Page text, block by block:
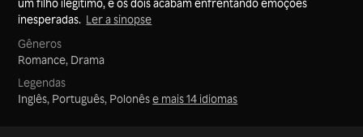
inesperadas. Ler a sinopse
Gêneros
Romance, Drama
Legendas
Inglês, Português, Polonêse mais 14 idiomas